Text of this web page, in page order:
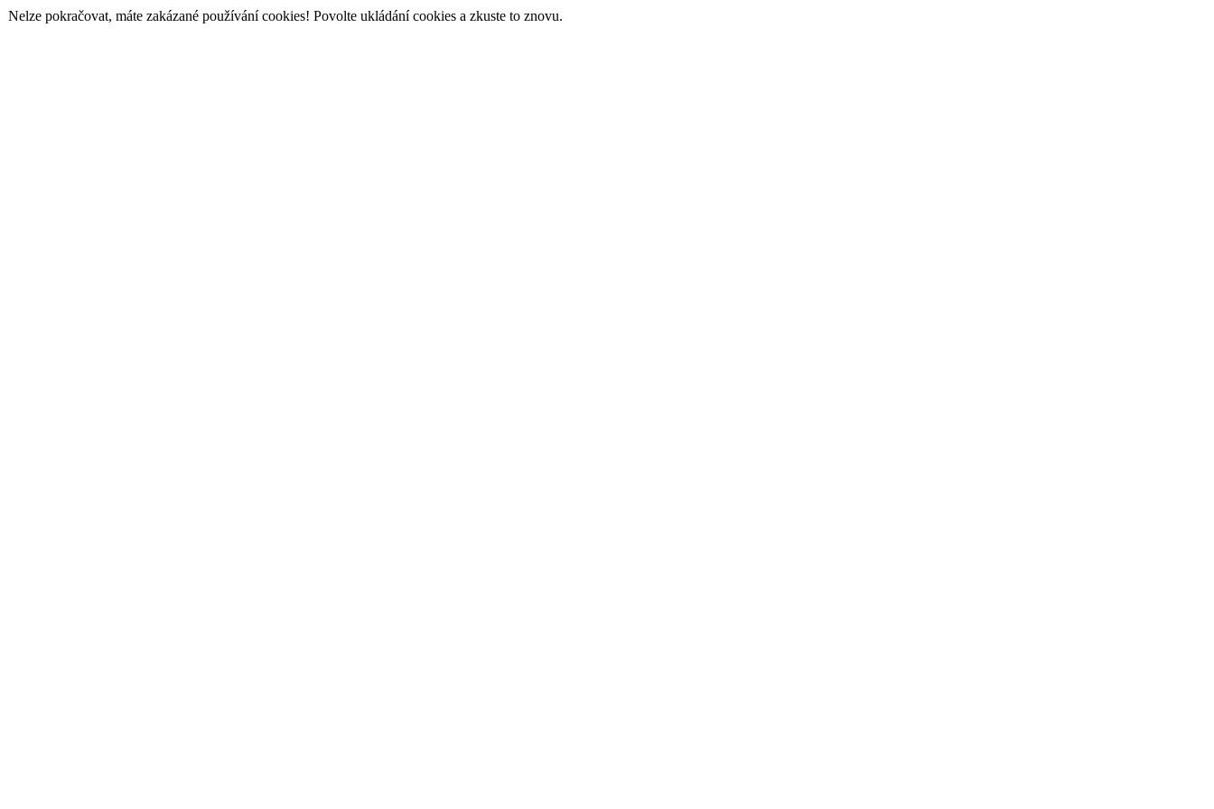
Nelze pokračovat, máte zakázané používání cookies! Povolte ukládání cookies a zkuste to znovu.